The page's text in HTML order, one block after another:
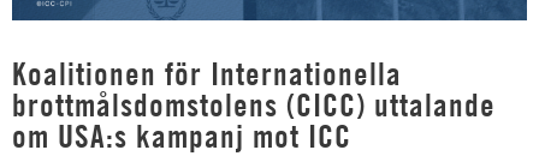
Koalitionen för Internationella
brottmålsdomstolens (CICC) uttalande
om USA:s kampanj mot ICC